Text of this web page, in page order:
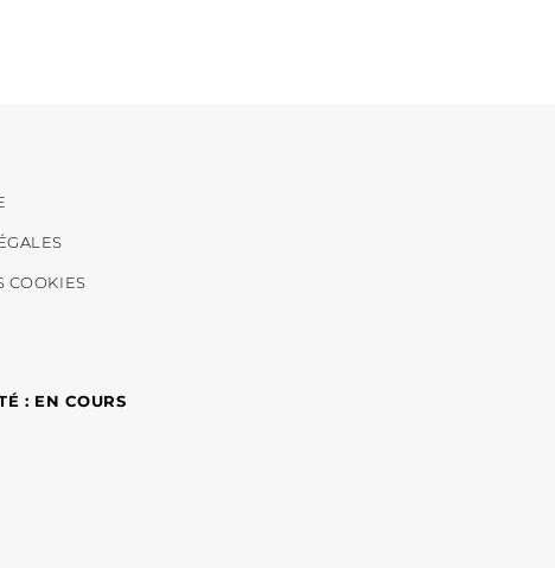
COOKIES
: EN COURS